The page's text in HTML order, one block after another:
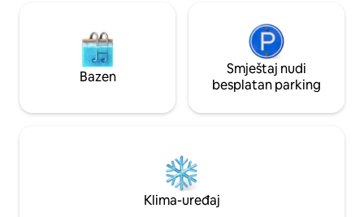
Bazen
Smještaj nudi
besplatan parking
Klima-uređaj